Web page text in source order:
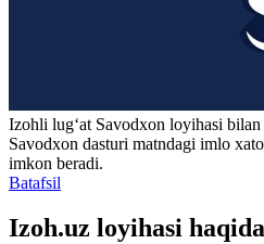
Izohli lugʻat Savodxon loyihasi
Savodxon dasturi matndagi imlo
imkon beradi.
Batafsil
Izoh.uz loyihasi haqida